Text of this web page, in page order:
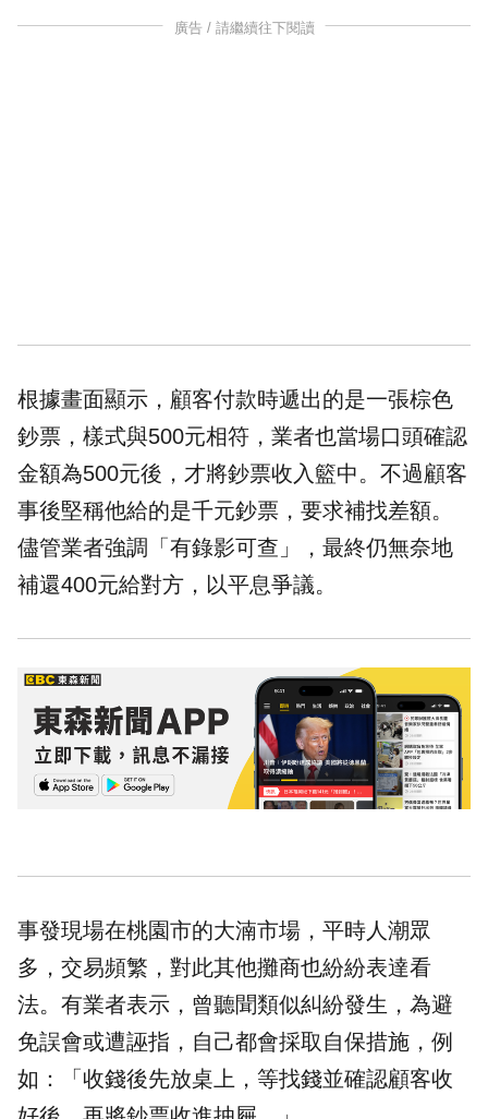
廣告 / 請繼續往下閱讀
根據畫面顯示，顧客付款時遞出的是一張棕色
鈔票，樣式與500元相符，業者也當場口頭確認
金額為500元後，才將鈔票收入籃中。不過顧客
事後堅稱他給的是千元鈔票，要求補找差額。
儘管業者強調「有錄影可查」，最終仍無奈地
補還400元給對方，以平息爭議。
事發現場在桃園市的大湳市場，平時人潮眾
多，交易頻繁，對此其他攤商也紛紛表達看
法。有業者表示，曾聽聞類似糾紛發生，為避
免誤會或遭誣指，自己都會採取自保措施，例
如：「收錢後先放桌上，等找錢並確認顧客收